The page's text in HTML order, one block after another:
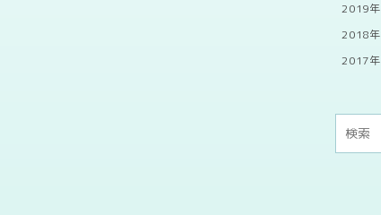
2019年
2018年
2017年